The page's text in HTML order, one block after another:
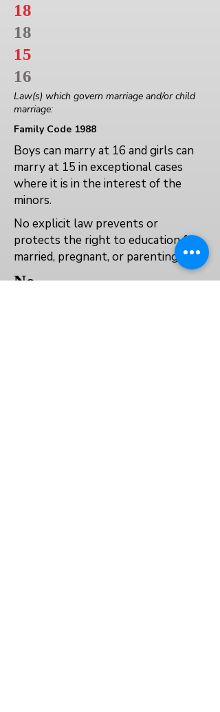
18
18
15
16
Law(s) which govern marriage and/or child
marriage:
Family Code 1988
Boys can marry at 16 and girls can
marry at 15 in exceptional cases
where it is in the interest of the
minors.
No explicit law prevents or
protects the right to education for
married, pregnant, or parenting girls.
No